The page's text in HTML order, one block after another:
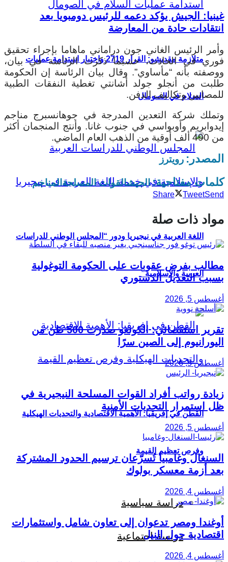
متلازمة مقديشو: القرار 2719 واختبار استدامة عمليات
السلام في الصومال
اللغة العربية في نيجيريا ودور “المجلس الوطني للدراسات
العربية والإسلامية”
القطن في إفريقيا: الأهمية الاقتصادية والتحديات الهيكلية
وفرص تعظيم القيمة
دراسة سياسية
دراسة اجتماعية
غينيا: الجيش يؤكد دعمه للرئيس دومبويا بعد
انتقادات حادة من المعارضة
وأمر الرئيس الغاني جون دراماني ماهاما بإجراء تحقيق
فوري في الحادث، حسبما ذكرت الرئاسة في بيان،
ووصفته بأنه “مأساوي”. وقال بيان الرئاسة إن الحكومة
طلبت من أنجلو جولد أشانتي تغطية النفقات الطبية
للمصابين وتكاليف الدفن.
وتملك شركة التعدين المدرجة في جوهانسبرج مناجم
إيدوابريم وأوبواسي في جنوب غانا. وأنتج المنجمان أكثر
من 490 ألف أوقية من الذهب العام الماضي.
المصدر: رويترز
كلمات مفتاحية:الجيشالقوات المسلحةالمناجم
Share TweetSend
مواد ذات صلة
مطالب بفرض عقوبات على الحكومة التوغولية
بسبب التعديل الدستوري
أغسطس 5, 2026
تقرير استقصائي: الكونغو صدرت 500 طن من
اليورانيوم إلى الصين سرًا
أغسطس 5, 2026
زيادة رواتب أفراد القوات المسلحة النيجيرية في
ظل استمرار التحديات الأمنية
أغسطس 5, 2026
السنغال وغامبيا تُسرّعان ترسيم الحدود المشتركة
بعد أزمة معسكر بولوك
أغسطس 4, 2026
أوغندا ومصر تدعوان إلى تعاون شامل واستثمارات
اقتصادية حول النيل
أغسطس 4, 2026